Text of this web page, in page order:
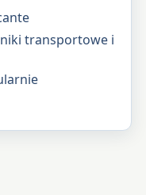
transportowe i